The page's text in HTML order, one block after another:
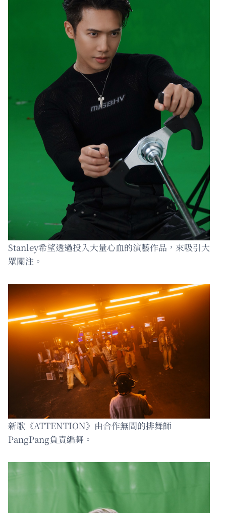
Stanley希望透過投入大量心血的演藝作品，來吸引大
眾關注。
新歌《ATTENTION》由合作無間的排舞師
PangPang負責編舞。